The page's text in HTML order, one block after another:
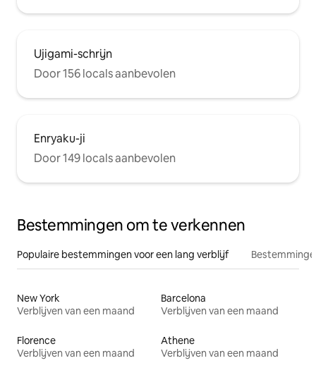
Ujigami-schrijn
Door 156 locals aanbevolen
Enryaku-ji
Door 149 locals aanbevolen
Bestemmingen om te verkennen
Populaire bestemmingen voor een lang verblijf
New York
Verblijven van een maand
Barcelona
Verblijven van een maand
Florence
Verblijven van een maand
Athene
Verblijven van een maand